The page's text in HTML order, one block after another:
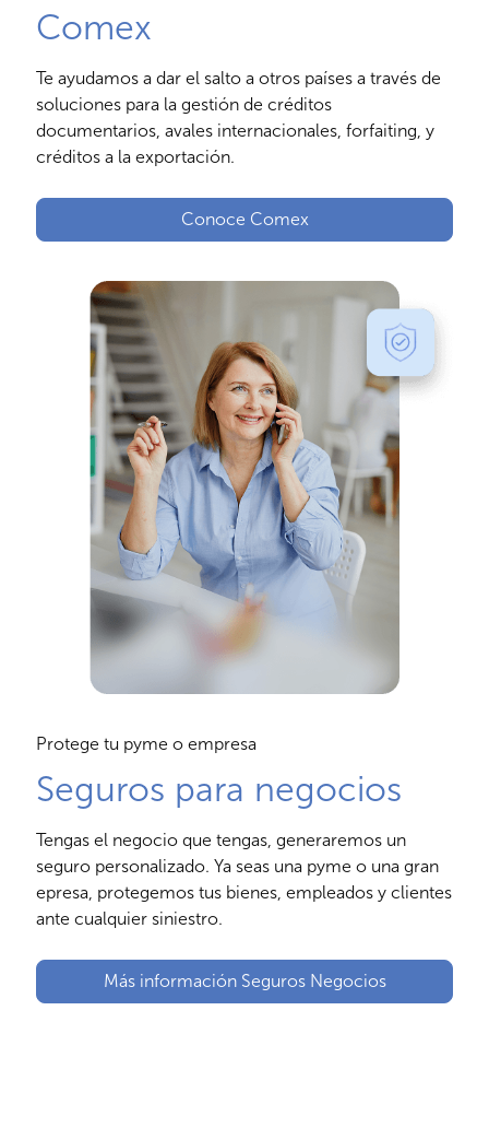
Comex
Te ayudamos a dar el salto a otros países a través de
soluciones para la gestión de créditos
documentarios, avales internacionales, forfaiting, y
créditos a la exportación.
Conoce Comex
Protege tu pyme o empresa
Seguros para negocios
Tengas el negocio que tengas, generaremos un
seguro personalizado. Ya seas una pyme o una gran
epresa, protegemos tus bienes, empleados y clientes
ante cualquier siniestro.
Más información Seguros Negocios